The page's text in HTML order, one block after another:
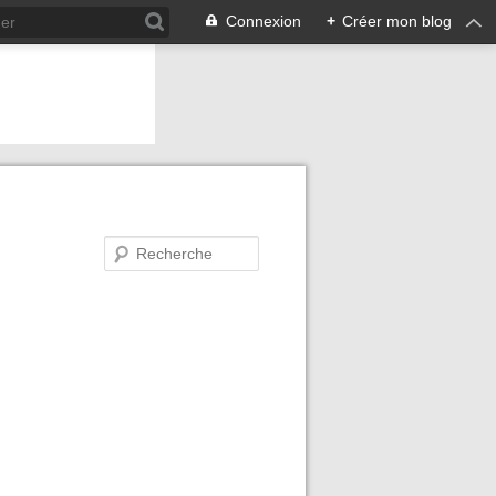
Connexion + Créer mon blog